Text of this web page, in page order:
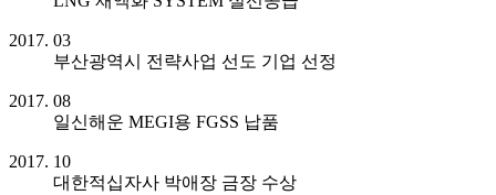
2017. 03
부산광역시 전략사업 선도 기업 선정
2017. 08
일신해운 MEGI용 FGSS 납품
2017. 10
대한적십자사 박애장 금장 수상